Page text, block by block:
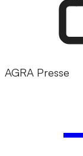
AGRA Presse